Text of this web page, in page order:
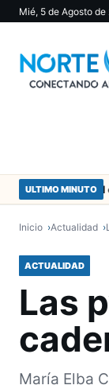
Mié, 5 de Agosto de
ULTIMO MINUTO
Inicio Actualidad
ACTUALIDAD
Las
María Elba